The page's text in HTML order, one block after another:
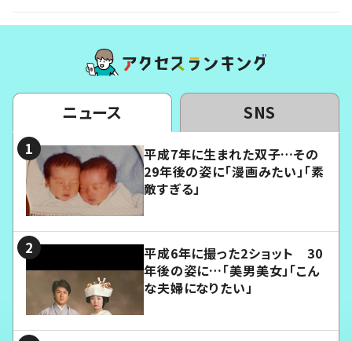
ニュース SNS
平成7年に生まれた双子…その
29年後の姿に「漫画みたい」「素
敵すぎる」
平成6年に撮った2ショット 30
年後の姿に…「美男美女」「こん
な夫婦になりたい」